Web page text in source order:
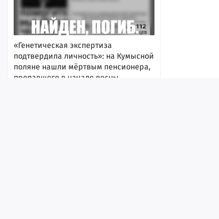
«Генетическая экспертиза
подтвердила личность»: на Кумысной
поляне нашли мёртвым пенсионера,
пропавшего в начале весны